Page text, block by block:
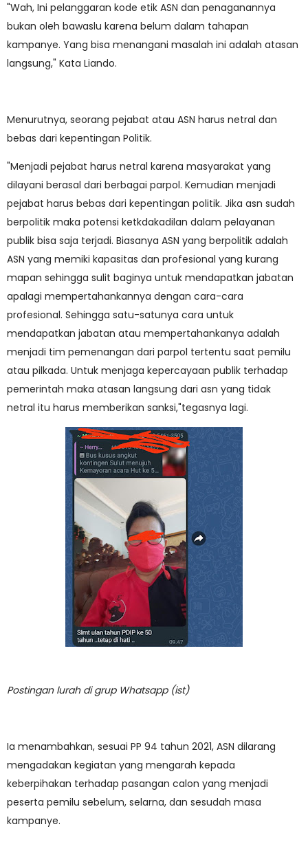
"Wah, Ini pelanggaran kode etik ASN dan penaganannya
bukan oleh bawaslu karena belum dalam tahapan
kampanye. Yang bisa menangani masalah ini adalah atasan
langsung," Kata Liando.
Menurutnya, seorang pejabat atau ASN harus netral dan
bebas dari kepentingan Politik.
"Menjadi pejabat harus netral karena masyarakat yang
dilayani berasal dari berbagai parpol. Kemudian menjadi
pejabat harus bebas dari kepentingan politik. Jika asn sudah
berpolitik maka potensi ketkdakadilan dalam pelayanan
publik bisa saja terjadi. Biasanya ASN yang berpolitik adalah
ASN yang memiki kapasitas dan profesional yang kurang
mapan sehingga sulit baginya untuk mendapatkan jabatan
apalagi mempertahankannya dengan cara-cara
profesional. Sehingga satu-satunya cara untuk
mendapatkan jabatan atau mempertahankanya adalah
menjadi tim pemenangan dari parpol tertentu saat pemilu
atau pilkada. Untuk menjaga kepercayaan publik terhadap
pemerintah maka atasan langsung dari asn yang tidak
netral itu harus memberikan sanksi,"tegasnya lagi.
Postingan lurah di grup Whatsapp (ist)
Ia menambahkan, sesuai PP 94 tahun 2021, ASN dilarang
mengadakan kegiatan yang mengarah kepada
keberpihakan terhadap pasangan calon yang menjadi
peserta pemilu sebelum, selarna, dan sesudah masa
kampanye.